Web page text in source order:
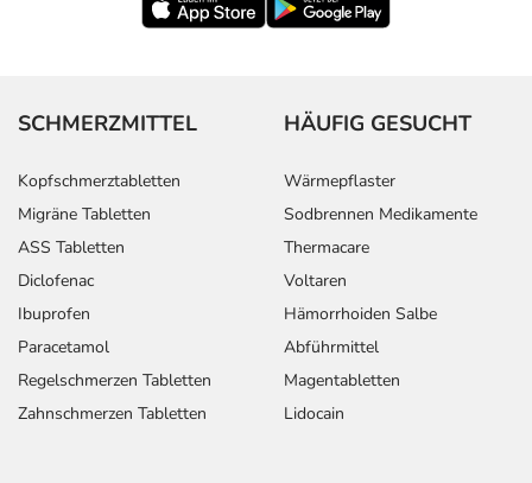
SCHMERZMITTEL
Kopfschmerztabletten
Migräne Tabletten
ASS Tabletten
Diclofenac
Ibuprofen
Paracetamol
Regelschmerzen Tabletten
Zahnschmerzen Tabletten
HÄUFIG GESUCHT
Wärmepflaster
Sodbrennen Medikamente
Thermacare
Voltaren
Hämorrhoiden Salbe
Abführmittel
Magentabletten
Lidocain